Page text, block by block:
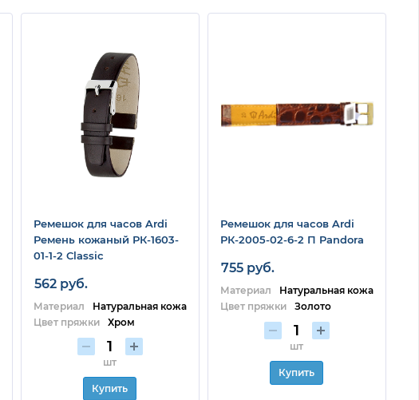
Ремешок для часов Ardi
Ремень кожаный РК-1603-
01-1-2 Classic
562 руб.
Материал
Натуральная кожа
Цвет пряжки
Хром
шт
Купить
Ремешок для часов Ardi
РК-2005-02-6-2 П Pandora
755 руб.
Материал
Натуральная кожа
Цвет пряжки
Золото
шт
Купить